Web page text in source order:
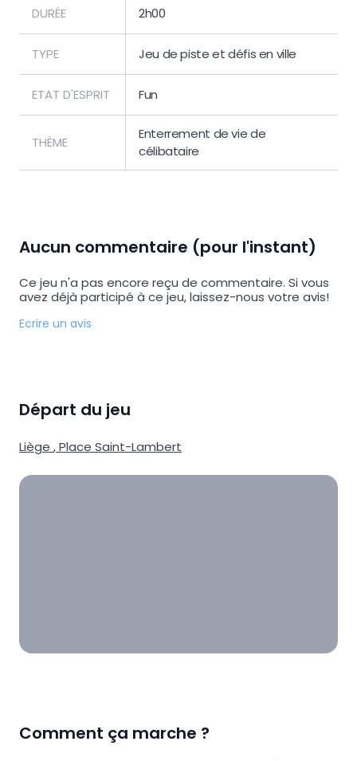
DURÉE 2h00
TYPE Jeu de piste et défis en ville
ETAT D'ESPRIT Fun
THÈME
Enterrement de vie de
célibataire
Aucun commentaire (pour l'instant)
Ce jeu n'a pas encore reçu de commentaire. Si vous
avez déjà participé à ce jeu, laissez-nous votre avis!
Ecrire un avis
Départ du jeu
Liège ,Place Saint-Lambert
Comment ça marche ?